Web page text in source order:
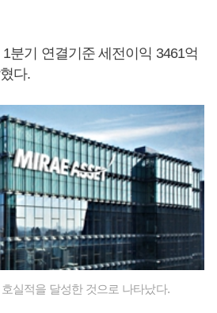
분기 연결기준 세전이익 3461억
다.
실적을 달성한 것으로 나타났다.